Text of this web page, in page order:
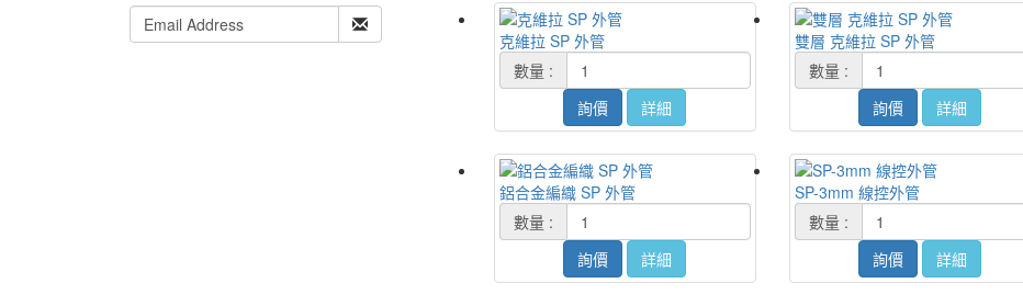
克維拉 SP 外管
數量 :
詢價
詳細
雙層 克維拉 SP 外管
數量 :
詢價
詳細
鋁合金編織 SP 外管
數量 :
詢價
詳細
SP-3mm 線控外管
數量 :
詢價
詳細